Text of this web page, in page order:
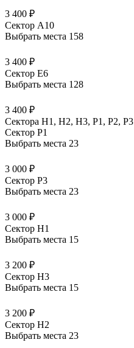
3 400 ₽
Сектор A10
Выбрать места 158
3 400 ₽
Сектор E6
Выбрать места 128
3 400 ₽
Сектора Н1, Н2, Н3, Р1, Р2, Р3
Сектор P1
Выбрать места 23
3 000 ₽
Сектор P3
Выбрать места 23
3 000 ₽
Сектор H1
Выбрать места 15
3 200 ₽
Сектор H3
Выбрать места 15
3 200 ₽
Сектор H2
Выбрать места 23